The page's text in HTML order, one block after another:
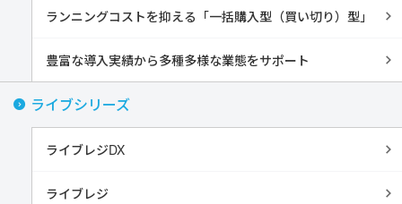
ランニングコストを抑える「一括購入型（買い切り）型」
豊富な導入実績から多種多様な業態をサポート
ライブシリーズ
ライブレジDX
ライブレジ